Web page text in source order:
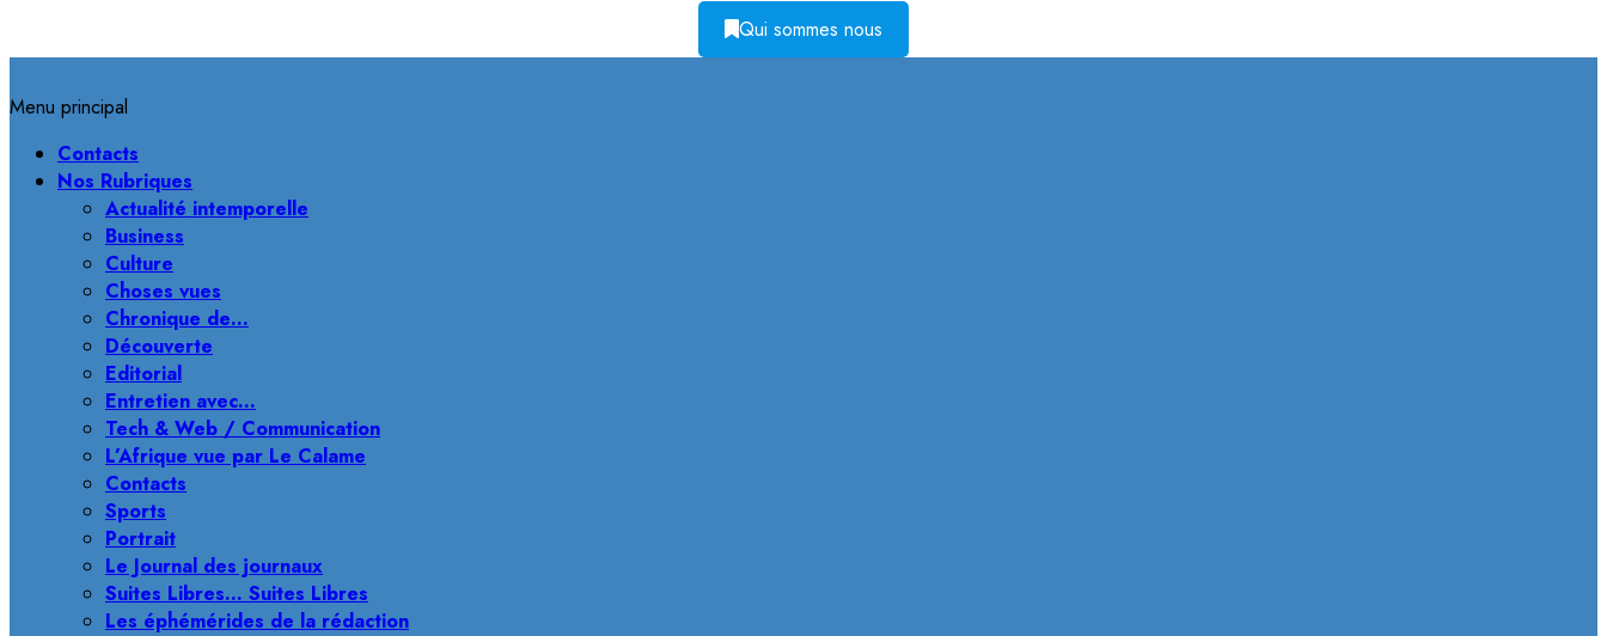
Qui sommes nous
Menu principal
Contacts
Nos Rubriques
Actualité intemporelle
Business
Culture
Choses vues
Chronique de…
Découverte
Editorial
Entretien avec…
Tech & Web / Communication
L’Afrique vue par Le Calame
Contacts
Sports
Portrait
Le Journal des journaux
Suites Libres… Suites Libres
Les éphémérides de la rédaction